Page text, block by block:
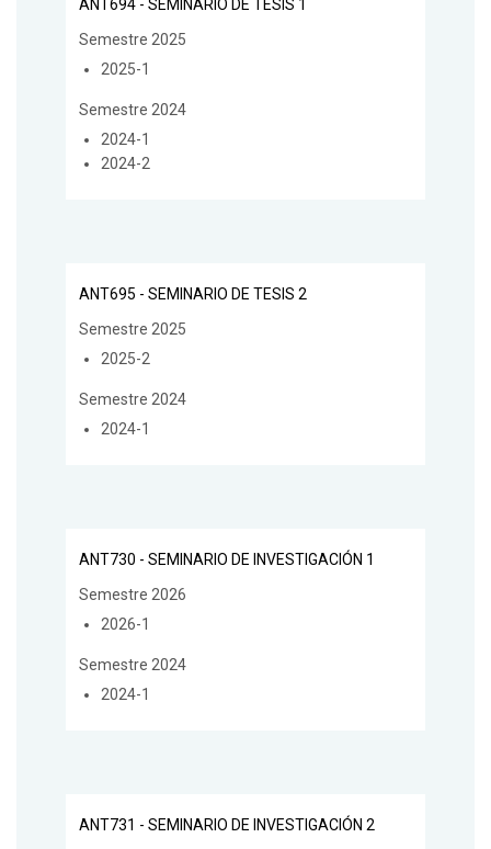
ANT694 - SEMINARIO DE TESIS 1
Semestre 2025
2025-1
Semestre 2024
2024-1
2024-2
ANT695 - SEMINARIO DE TESIS 2
Semestre 2025
2025-2
Semestre 2024
2024-1
ANT730 - SEMINARIO DE INVESTIGACIÓN 1
Semestre 2026
2026-1
Semestre 2024
2024-1
ANT731 - SEMINARIO DE INVESTIGACIÓN 2